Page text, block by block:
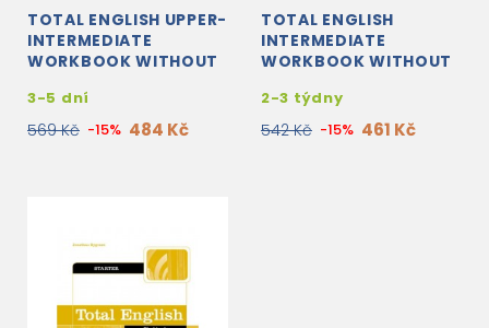
TOTAL ENGLISH UPPER-
INTERMEDIATE
WORKBOOK WITHOUT
3-5 dní
569 Kč -15% 484 Kč
TOTAL ENGLISH
INTERMEDIATE
WORKBOOK WITHOUT
2-3 týdny
542 Kč -15% 461 Kč